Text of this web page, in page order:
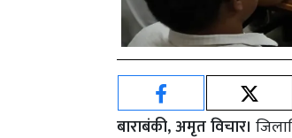
बाराबंकी, अमृत विचार।